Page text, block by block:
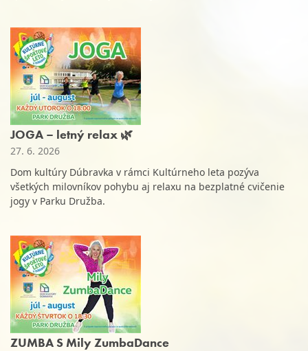
JOGA – letný relax 🌿
27. 6. 2026
Dom kultúry Dúbravka v rámci Kultúrneho leta pozýva
všetkých milovníkov pohybu aj relaxu na bezplatné cvičenie
jogy v Parku Družba.
ZUMBA S Mily ZumbaDance